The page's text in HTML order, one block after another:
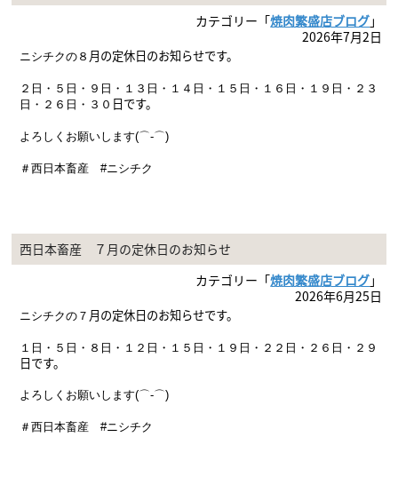
カテゴリー「焼肉繁盛店ブログ」
2026年7月2日
ニシチクの８ 月の定休日のお知らせです。
２日・５日・９ 日・１３日・１４日・１５日・１６日・１９ 日・２３
日・２６日・３０ 日です。
よろしくお願いします(⌒-⌒)
＃西日本畜産 #ニシチク
西日本畜産 ７月の定休日のお知らせ
カテゴリー「焼肉繁盛店ブログ」
2026年6月25日
ニシチクの７ 月の定休日のお知らせです。
１日・５日・８ 日・１２日・１５日・１９ 日・２２日・２６日・２９
日です。
よろしくお願いします(⌒-⌒)
＃西日本畜産 #ニシチク